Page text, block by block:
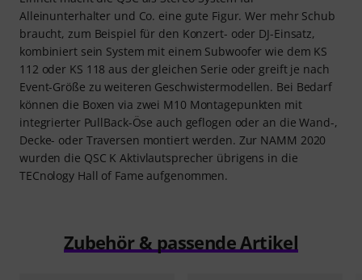
Alleinunterhalter und Co. eine gute Figur. Wer mehr Schub
braucht, zum Beispiel für den Konzert- oder DJ-Einsatz,
kombiniert sein System mit einem Subwoofer wie dem KS
112 oder KS 118 aus der gleichen Serie oder greift je nach
Event-Größe zu weiteren Geschwistermodellen. Bei Bedarf
können die Boxen via zwei M10 Montagepunkten mit
integrierter PullBack-Öse auch geflogen oder an die Wand-,
Decke- oder Traversen montiert werden. Zur NAMM 2020
wurden die QSC K Aktivlautsprecher übrigens in die
TECnology Hall of Fame aufgenommen.
Zubehör & passende Artikel